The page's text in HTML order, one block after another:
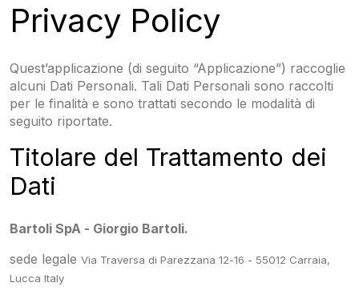
Privacy Policy
Quest’applicazione (di seguito “Applicazione”) raccoglie
alcuni Dati Personali. Tali Dati Personali sono raccolti
per le finalità e sono trattati secondo le modalità di
seguito riportate.
Titolare del Trattamento dei
Dati
Bartoli SpA - Giorgio Bartoli.
sede legale Via Traversa di Parezzana 12-16 - 55012 Carraia,
Lucca Italy